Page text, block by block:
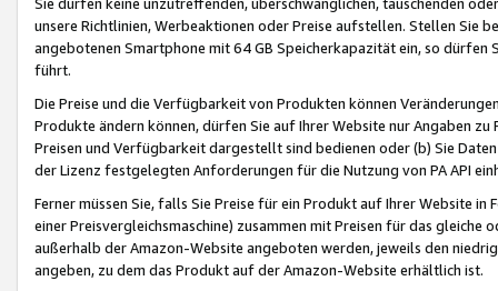
unsere Richtlinien, Werbeaktionen oder Preise aufstellen. Stellen Sie
angebotenen Smartphone mit 64 GB Speicherkapazität ein, so dürfen
führt.
Die Preise und die Verfügbarkeit von Produkten können
Produkte ändern können, dürfen Sie auf Ihrer Website nur Angaben
Preisen und Verfügbarkeit dargestellt sind bedienen oder (b) Sie
der Lizenz festgelegten Anforderungen für die Nutzung von PA API
Ferner müssen Sie, falls Sie Preise für ein Produkt auf Ihrer Website
einer Preisvergleichsmaschine) zusammen mit Preisen für das
außerhalb der Amazon-Website angeboten werden, jeweils den
angeben, zu dem das Produkt auf der Amazon-Website erhältlich ist.